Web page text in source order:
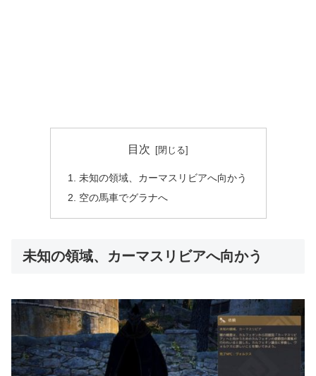
目次
未知の領域、カーマスリビアへ向かう
空の馬車でグラナへ
未知の領域、カーマスリビアへ向かう